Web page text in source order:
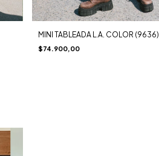
MINI TABLEADA L.A. COLOR (9636)
$74.900,00